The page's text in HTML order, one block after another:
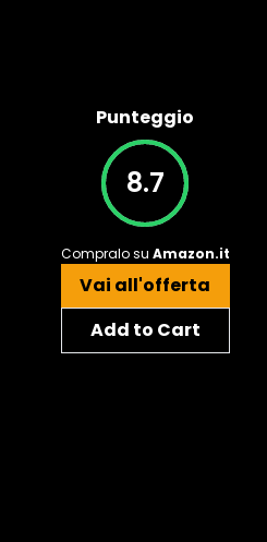
Punteggio
8.7
Compralo su Amazon.it
Vai all'offerta
Add to Cart